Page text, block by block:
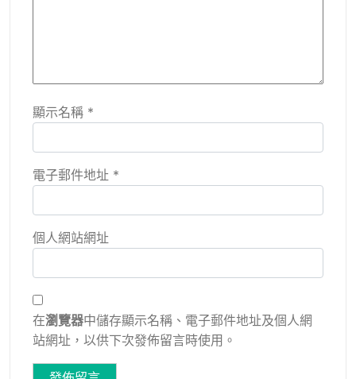
顯示名稱 *
電子郵件地址 *
個人網站網址
在瀏覽器中儲存顯示名稱、電子郵件地址及個人網
站網址，以供下次發佈留言時使用。